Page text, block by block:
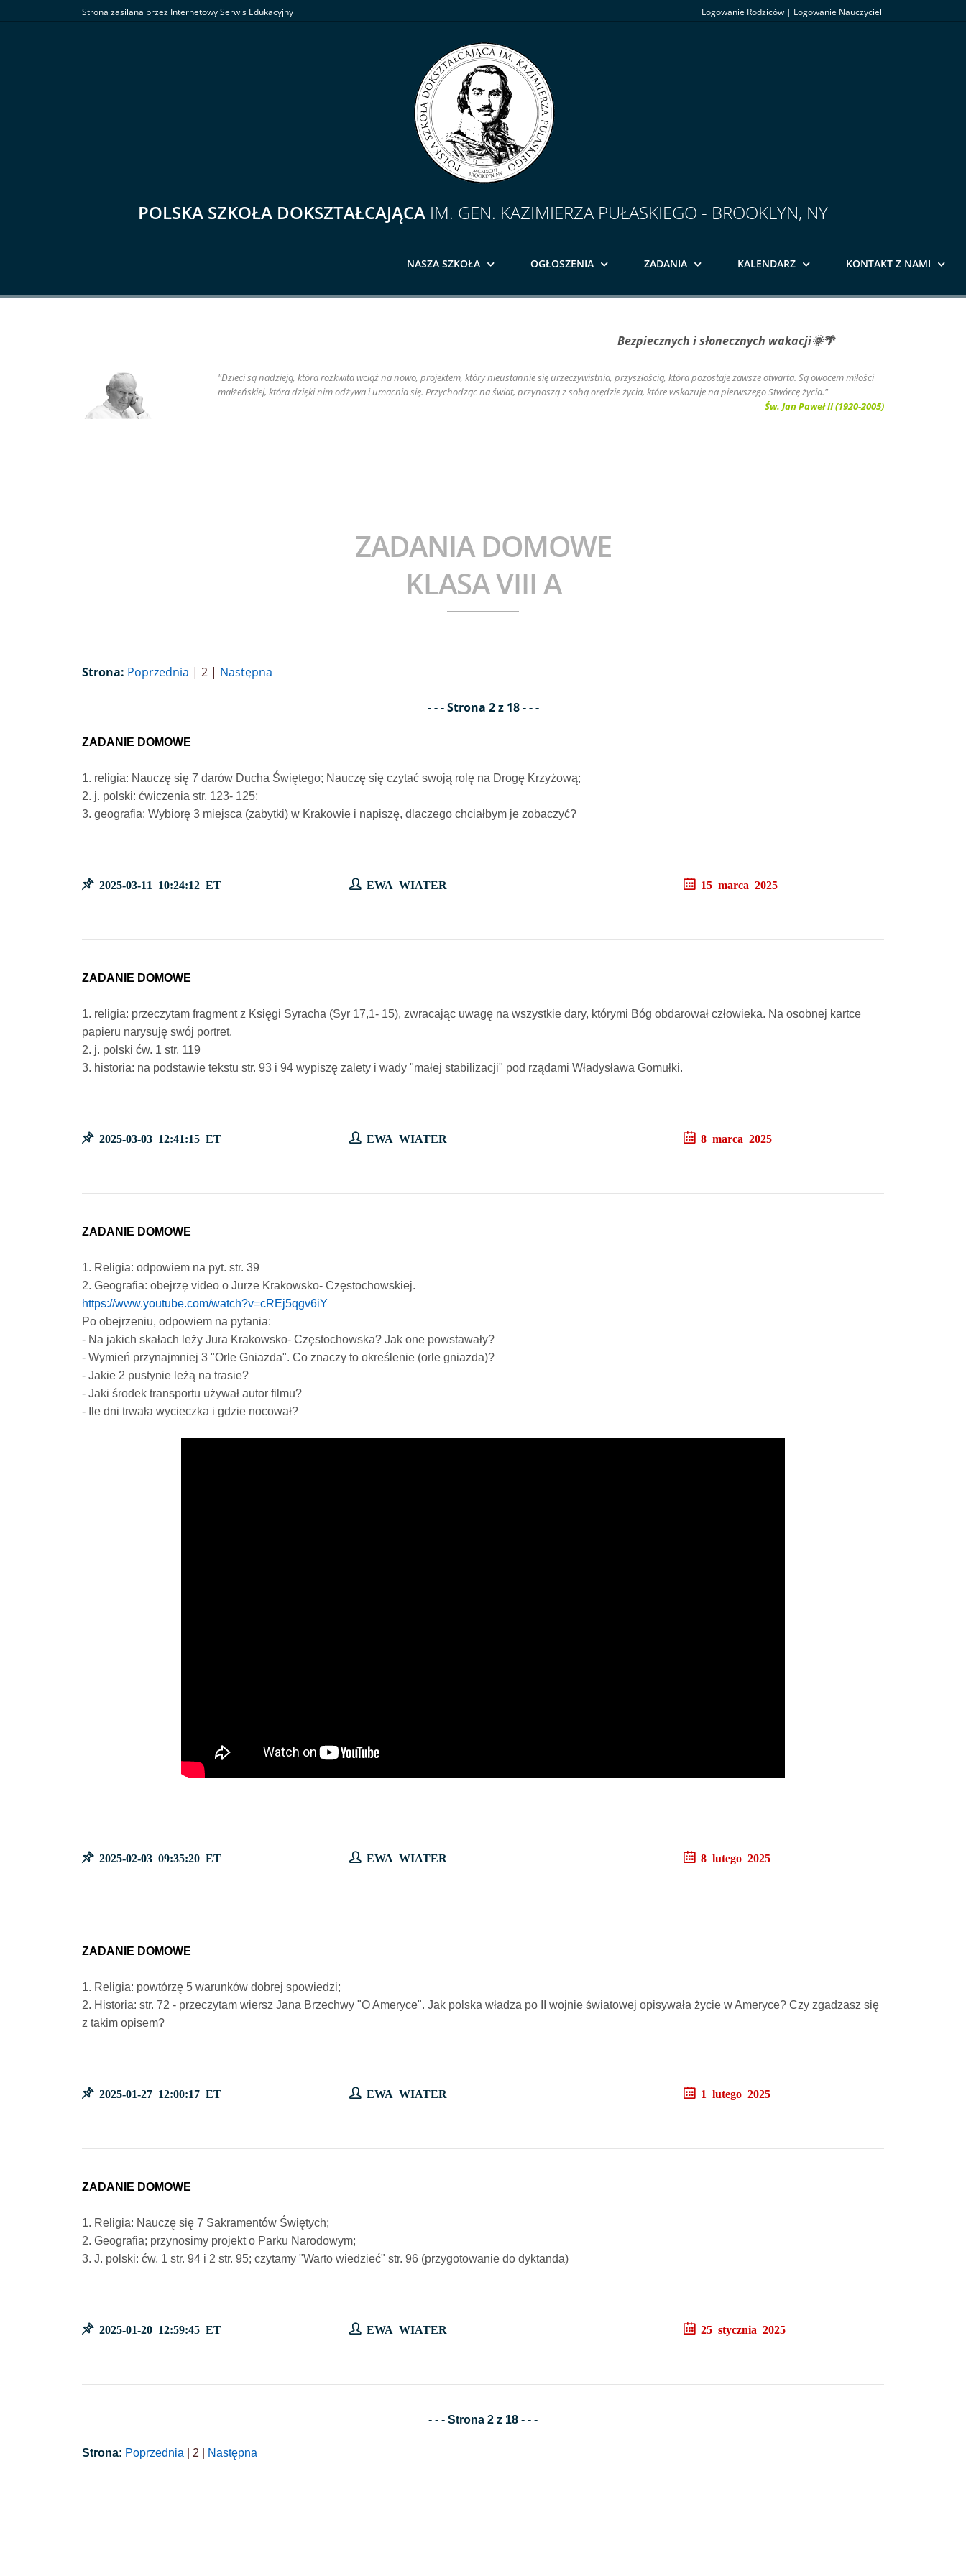
Strona zasilana przez Internetowy Serwis Edukacyjny Logowanie Rodziców | Logowanie Nauczycieli
POLSKA SZKOŁA DOKSZTAŁCAJĄCA IM. GEN. KAZIMIERZA PUŁASKIEGO - BROOKLYN, NY
NASZA SZKOŁA OGŁOSZENIA ZADANIA KALENDARZ KONTAKT Z NAMI
Bezpiecznych i słonecznych wakacji🌞🌴
"Dzieci są nadzieją, która rozkwita wciąż na nowo, projektem, który nieustannie się urzeczywistnia, przyszłością, która pozostaje zawsze otwarta. Są owocem miłości
małżeńskiej, która dzięki nim odżywa i umacnia się. Przychodząc na świat, przynoszą z sobą orędzie życia, które wskazuje na pierwszego Stwórcę życia."
Św. Jan Paweł II (1920-2005)
ZADANIA DOMOWE
KLASA VIII A
Strona: Poprzednia | 2 | Następna
- - - Strona 2 z 18 - - -
ZADANIE DOMOWE
1. religia: Nauczę się 7 darów Ducha Świętego; Nauczę się czytać swoją rolę na Drogę Krzyżową;
2. j. polski: ćwiczenia str. 123- 125;
3. geografia: Wybiorę 3 miejsca (zabytki) w Krakowie i napiszę, dlaczego chciałbym je zobaczyć?
2025-03-11 10:24:12 ET EWA WIATER 15 marca 2025
ZADANIE DOMOWE
1. religia: przeczytam fragment z Księgi Syracha (Syr 17,1- 15), zwracając uwagę na wszystkie dary, którymi Bóg obdarował człowieka. Na osobnej kartce
papieru narysuję swój portret.
2. j. polski ćw. 1 str. 119
3. historia: na podstawie tekstu str. 93 i 94 wypiszę zalety i wady "małej stabilizacji" pod rządami Władysława Gomułki.
2025-03-03 12:41:15 ET EWA WIATER 8 marca 2025
ZADANIE DOMOWE
1. Religia: odpowiem na pyt. str. 39
2. Geografia: obejrzę video o Jurze Krakowsko- Częstochowskiej.
https://www.youtube.com/watch?v=cREj5qgv6iY
Po obejrzeniu, odpowiem na pytania:
- Na jakich skałach leży Jura Krakowsko- Częstochowska? Jak one powstawały?
- Wymień przynajmniej 3 "Orle Gniazda". Co znaczy to określenie (orle gniazda)?
- Jakie 2 pustynie leżą na trasie?
- Jaki środek transportu używał autor filmu?
- Ile dni trwała wycieczka i gdzie nocował?
2025-02-03 09:35:20 ET EWA WIATER 8 lutego 2025
ZADANIE DOMOWE
1. Religia: powtórzę 5 warunków dobrej spowiedzi;
2. Historia: str. 72 - przeczytam wiersz Jana Brzechwy "O Ameryce". Jak polska władza po II wojnie światowej opisywała życie w Ameryce? Czy zgadzasz się
z takim opisem?
2025-01-27 12:00:17 ET EWA WIATER 1 lutego 2025
ZADANIE DOMOWE
1. Religia: Nauczę się 7 Sakramentów Świętych;
2. Geografia; przynosimy projekt o Parku Narodowym;
3. J. polski: ćw. 1 str. 94 i 2 str. 95; czytamy "Warto wiedzieć" str. 96 (przygotowanie do dyktanda)
2025-01-20 12:59:45 ET EWA WIATER 25 stycznia 2025
- - - Strona 2 z 18 - - -
Strona: Poprzednia | 2 | Następna